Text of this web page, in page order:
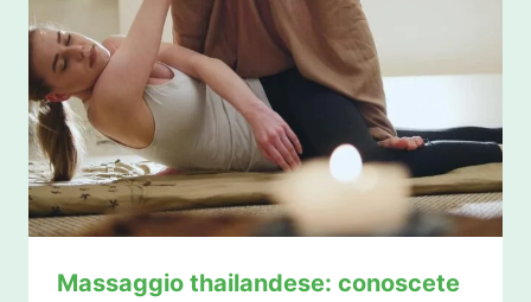
Massaggio thailandese: conoscete